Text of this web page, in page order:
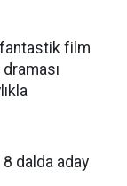
fantastik film
8 dalda aday